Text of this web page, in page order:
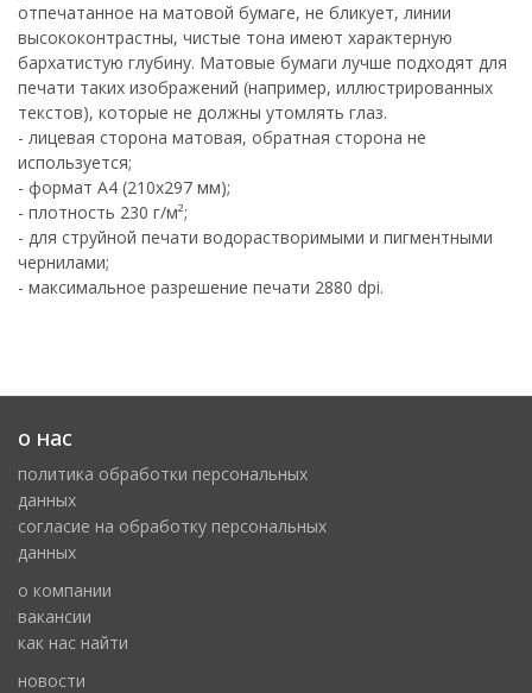
отпечатанное на матовой бумаге, не бликует, линии
высококонтрастны, чистые тона имеют характерную
бархатистую глубину. Матовые бумаги лучше подходят для
печати таких изображений (например, иллюстрированных
текстов), которые не должны утомлять глаз.
- лицевая сторона матовая, обратная сторона не
используется;
- формат A4 (210х297 мм);
- плотность 230 г/м²;
- для струйной печати водорастворимыми и пигментными
чернилами;
- максимальное разрешение печати 2880 dpi.
о нас
политика обработки персональных
данных
cогласие на обработку персональных
данных
о компании
вакансии
как нас найти
новости